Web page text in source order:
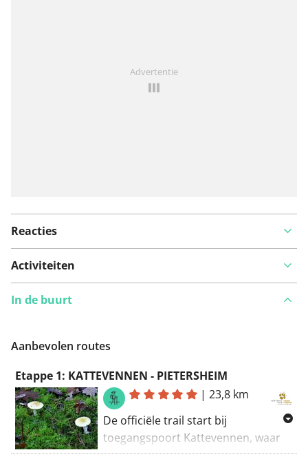
Advertentie
Reacties
Activiteiten
In de buurt
Aanbevolen routes
Etappe 1: KATTEVENNEN - PIETERSHEIM
|23,8 km
De officiële trail start bij
toegangspoort Kattevennen, waar
de bliksemtrap het ideale